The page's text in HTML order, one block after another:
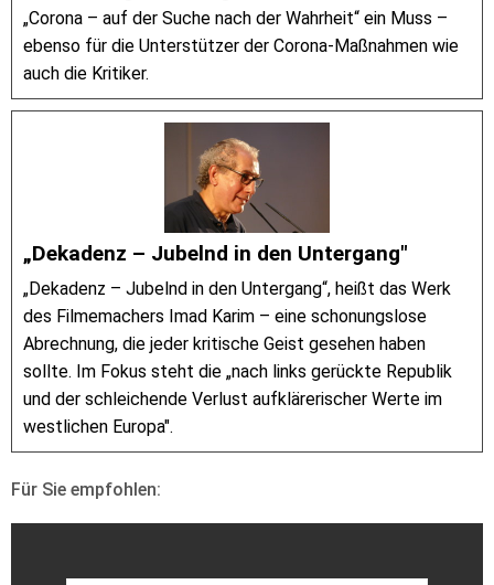
„Corona – auf der Suche nach der Wahrheit“ ein Muss –
ebenso für die Unterstützer der Corona-Maßnahmen wie
auch die Kritiker.
„Dekadenz – Jubelnd in den Untergang"
„Dekadenz – Jubelnd in den Untergang“, heißt das Werk
des Filmemachers Imad Karim – eine schonungslose
Abrechnung, die jeder kritische Geist gesehen haben
sollte. Im Fokus steht die „nach links gerückte Republik
und der schleichende Verlust aufklärerischer Werte im
westlichen Europa".
Für Sie empfohlen: